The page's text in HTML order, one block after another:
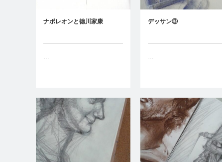
ナポレオンと徳川家康
…
デッサン③
…